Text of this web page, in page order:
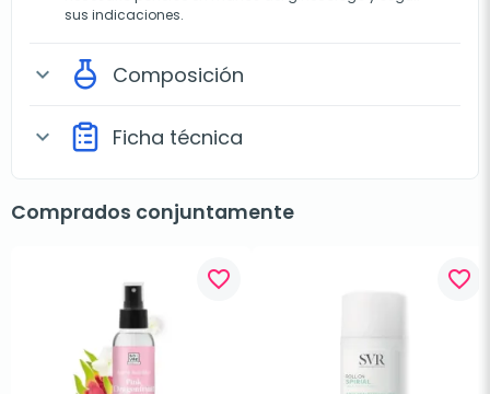
sus indicaciones.
expand_more Composición
expand_more Ficha técnica
Comprados conjuntamente
favorite_border favorite_border